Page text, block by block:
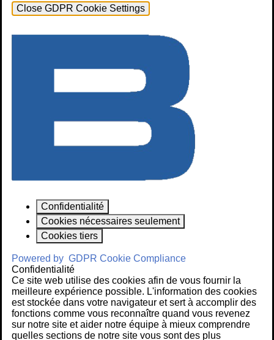
Close GDPR Cookie Settings
Confidentialité
Cookies nécessaires seulement
Cookies tiers
Powered by GDPR Cookie Compliance
Confidentialité
Ce site web utilise des cookies afin de vous fournir la
meilleure expérience possible. L'information des cookies
est stockée dans votre navigateur et sert à accomplir des
fonctions comme vous reconnaître quand vous revenez
sur notre site et aider notre équipe à mieux comprendre
quelles sections de notre site vous sont des plus